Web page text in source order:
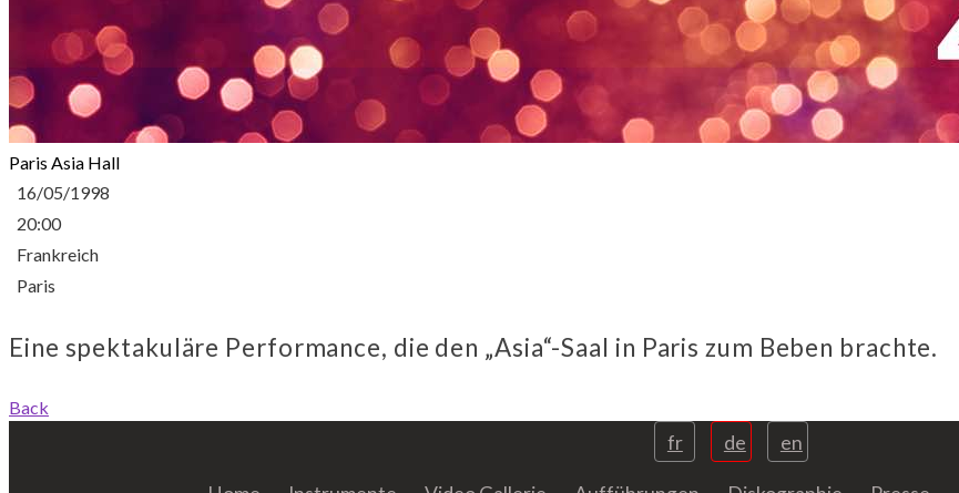
Paris Asia Hall
16/05/1998
20:00
Frankreich
Paris
Eine spektakuläre Performance, die den „Asia“-Saal in Paris zum Beben brachte.
Back
fr de en